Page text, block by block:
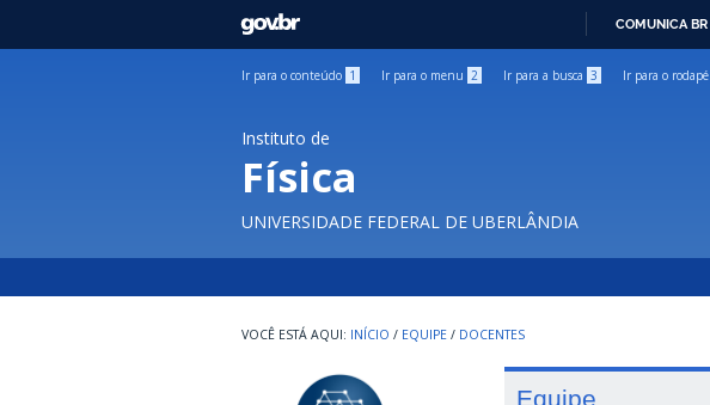
GOVBR
COMUNICA BR
Ir para o conteúdo 1 Ir para o menu 2 Ir para a busca 3 Ir para o rodapé
Instituto de
Física
UNIVERSIDADE FEDERAL DE UBERLÂNDIA
INÍCIO / EQUIPE / DOCENTES
Equipe